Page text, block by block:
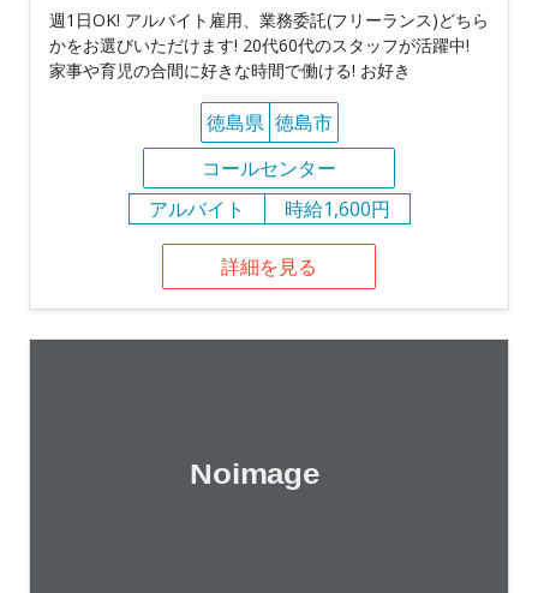
週1日OK! アルバイト雇用、業務委託(フリーランス)どちら
かをお選びいただけます! 20代60代のスタッフが活躍中!
家事や育児の合間に好きな時間で働ける! お好き
徳島県 徳島市
コールセンター
アルバイト
時給1,600円
詳細を見る